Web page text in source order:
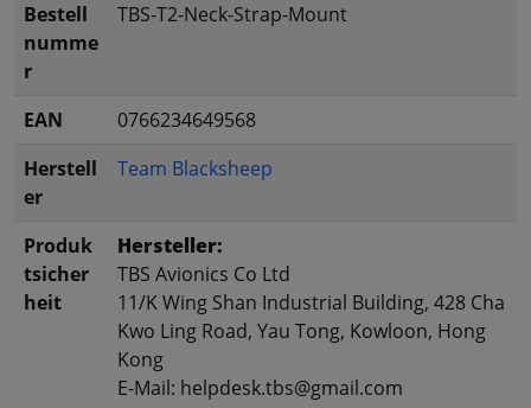
Bestell
numme
r
TBS-T2-Neck-Strap-Mount
EAN
0766234649568
Herstell
er
Team Blacksheep
Produk
tsicher
heit
Hersteller:
TBS Avionics Co Ltd
11/K Wing Shan Industrial Building, 428 Cha
Kwo Ling Road, Yau Tong, Kowloon, Hong
Kong
E-Mail: helpdesk.tbs@gmail.com